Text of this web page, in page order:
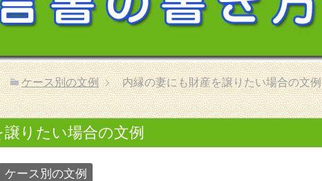
ケース別の文例 内縁の妻にも財産を譲りたい場合の文例
りたい場合の文例
ケース別の文例